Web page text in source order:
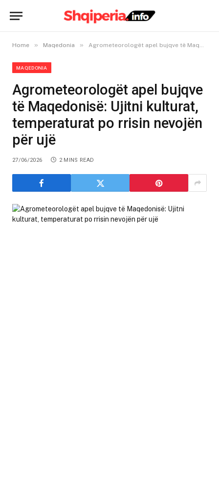
Home » Maqedonia » Agrometeorologët apel bujqve të Maqedonisë: Ujitni kulturat, temperaturat po rrisin nevojën për ujë
MAQEDONIA
Agrometeorologët apel bujqve
të Maqedonisë: Ujitni kulturat,
temperaturat po rrisin nevojën
për ujë
27/06/2026 2 MINS READ